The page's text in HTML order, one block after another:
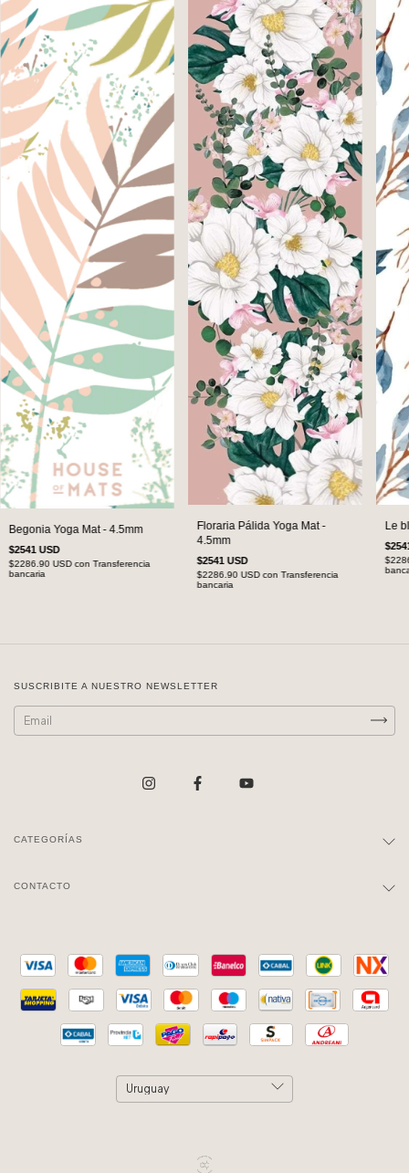
Begonia Yoga Mat - 4.5mm
$2541 USD
$2286.90 USDcon Transferencia
bancaria
Floraria Pálida Yoga Mat -
4.5mm
$2541 USD
$2286.90 USDcon Transferencia
bancaria
Le
SUSCRIBITE A NUESTRO NEWSLETTER
CATEGORÍAS
CONTACTO